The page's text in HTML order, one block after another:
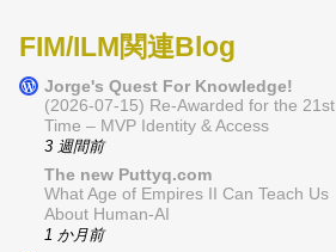
FIM/ILM関連Blog
Jorge's Quest For Knowledge!
(2026-07-15) Re-Awarded for the 21st
Time – MVP Identity & Access
3 週間前
The new Puttyq.com
What Age of Empires II Can Teach Us
About Human-AI
1 か月前